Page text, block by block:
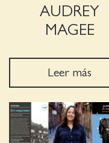
AUDREY
MAGEE
Leer más